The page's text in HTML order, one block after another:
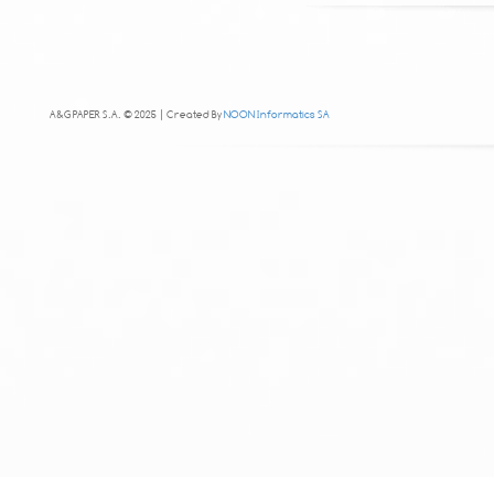
A&G PAPER S.A. © 2025 | Created ByNOON Informatics SA